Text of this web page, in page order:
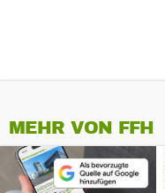
MEHR VON FFH